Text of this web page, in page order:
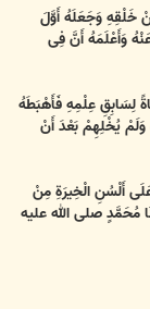
خَلْقِهِ وَجَعَلَهُ أَوَّلَ
وَأَعْلَمَهُ أَنَّ فِی
لِسَابِقِ عِلْمِهِ فَأَهْبَطَهُ
وَلَمْ یُخْلِهِمْ بَعْدَ أَنْ
أَلْسُنِ الْخِیرَةِ مِنْ
مُحَمَّدٍ صلى الله علیه